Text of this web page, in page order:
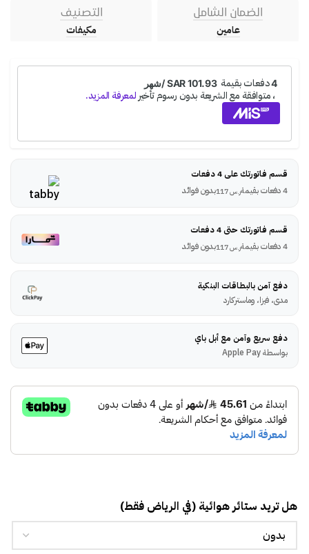
الضمان الشامل
عامين
التصنيف
مكيفات
قسم فاتورتك على 4 دفعات
4 دفعات بقيمة
ر.س بدون فوائد
قسم فاتورتك حتى 4 دفعات
4 دفعات بقيمة
ر.س بدون فوائد
دفع آمن بالبطاقات البنكية
مدى، فيزا، وماستركارد
دفع سريع وآمن مع أبل باي
بواسطة Apple Pay
هل تريد ستائر هوائية (في الرياض فقط)